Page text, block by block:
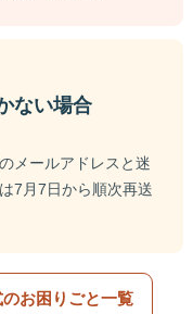
ない場合
メールアドレスと迷
7月7日から順次再送
お困りごと一覧